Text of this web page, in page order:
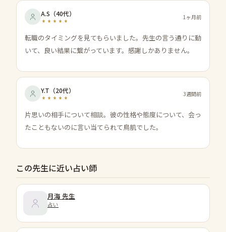
A.S （40代） 1ヶ月前
転職のタイミングを見てもらいました。先生の言う通りに動
いて、良い結果に繋がっています。感謝しかありません。
Y.T （20代） 3週間前
片思いの相手について相談。彼の性格や態度について、会っ
たこともないのに言い当てられて鳥肌でした。
この先生に近い占い師
月海 先生
占い